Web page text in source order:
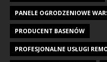
PANELE OGRODZENIOWE
PRODUCENT BASENÓW
PROFESJONALNE USŁUGI